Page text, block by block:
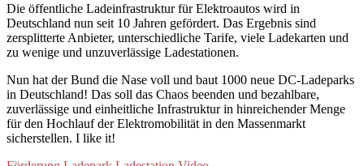
Die öffentliche Ladeinfrastruktur für Elektroautos wird in
Deutschland nun seit 10 Jahren gefördert. Das Ergebnis sind
zersplitterte Anbieter, unterschiedliche Tarife, viele Ladekarten und
zu wenige und unzuverlässige Ladestationen.
Nun hat der Bund die Nase voll und baut 1000 neue DC-Ladeparks
in Deutschland! Das soll das Chaos beenden und bezahlbare,
zuverlässige und einheitliche Infrastruktur in hinreichender Menge
für den Hochlauf der Elektromobilität in den Massenmarkt
sicherstellen. I like it!